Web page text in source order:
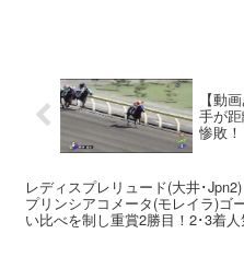
【動
手が
惨敗
レディスプレリュード(大井･
プリンシアコメータ(モレイラ)ゴ
い比べを制し重賞2勝目！2･3着